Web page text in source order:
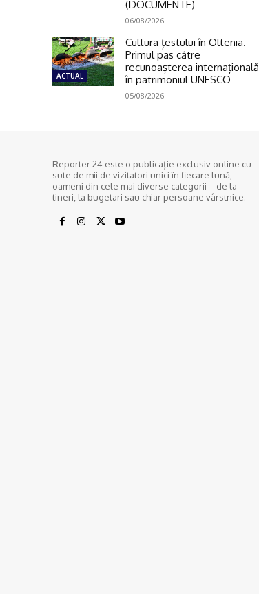
(DOCUMENTE)
06/08/2026
ACTUAL
Cultura țestului în Oltenia.
Primul pas către
recunoașterea internațională
în patrimoniul UNESCO
05/08/2026
Reporter 24 este o publicaţie exclusiv online cu
sute de mii de vizitatori unici în fiecare lună,
oameni din cele mai diverse categorii – de la
tineri, la bugetari sau chiar persoane vârstnice.